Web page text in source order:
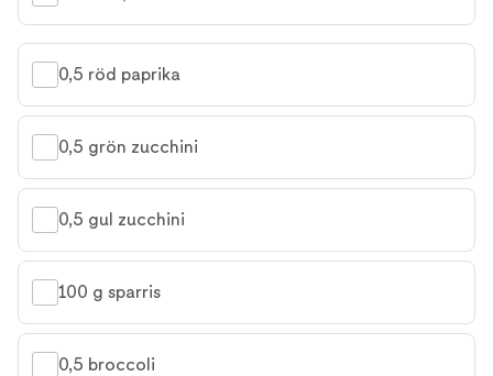
0,5 röd paprika
0,5 grön zucchini
0,5 gul zucchini
100 g sparris
0,5 broccoli